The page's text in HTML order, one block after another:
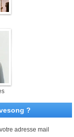
?
votre adresse mail